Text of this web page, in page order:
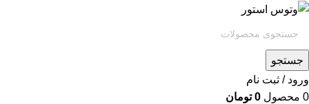
جستجو
ورود / ثبت نام
0 محصول 0 تومان